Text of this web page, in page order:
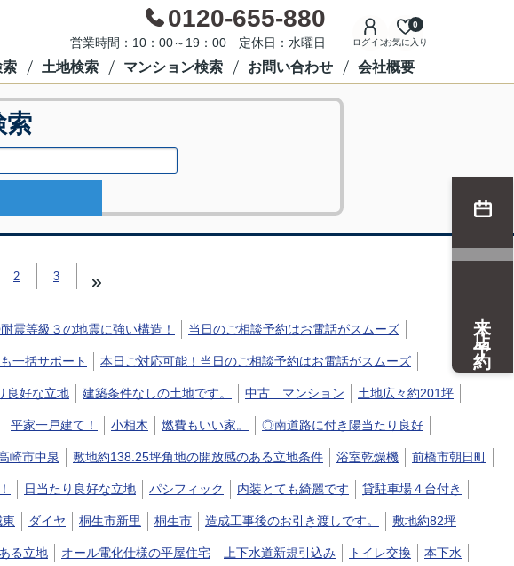
0120-655-880
営業時間：10：00～19：00 定休日：水曜日 ログインお気に入り
0
土地検索 マンション検索 お問い合わせ 会社概要
索
2 3
震等級３の地震に強い構造！ 当日のご相談予約はお電話がスムーズ
一括サポート 本日ご対応可能！当日のご相談予約はお電話がスムーズ
良好な立地 建築条件なしの土地です。 中古 マンション 土地広々約201坪
平家一戸建て！ 小相木 燃費もいい家。 ◎南道路に付き陽当たり良好
崎市中泉 敷地約138.25坪角地の開放感のある立地条件 浴室乾燥機 前橋市朝日町
日当たり良好な立地 パシフィック 内装とても綺麗です 貸駐車場４台付き
ダイヤ 桐生市新里 桐生市 造成工事後のお引き渡しです。 敷地約82坪
る立地 オール電化仕様の平屋住宅 上下水道新規引込み トイレ交換 本下水
来店予約